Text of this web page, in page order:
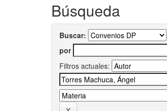
Búsqueda
Buscar:
por
Filtros actuales: